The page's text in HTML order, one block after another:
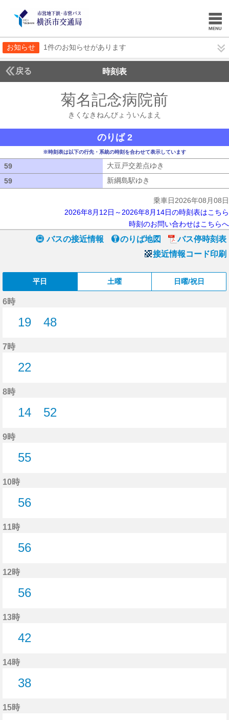
お知らせ 1件のお知らせがあります
戻る 時刻表
菊名記念病院前
きくなきねんびょういんまえ
のりば 2
※時刻表は以下の行先・系統の時刻を合わせて表示しています
59 大豆戸交差点ゆき
59
新綱島駅ゆき
乗車日2026年08月08日
2026年8月12日～2026年8月14日の時刻表はこちら
時刻のお問い合わせはこちらへ
バスの接近情報 のりば地図
バス停時刻表
接近情報コード印刷
平日 土曜 日曜/祝日
6時
19
48
7時
22
8時
14
52
9時
55
10時
56
11時
56
12時
56
13時
42
14時
38
15時